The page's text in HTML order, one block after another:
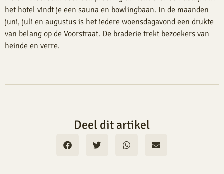
het hotel vindt je een sauna en bowlingbaan. In de maanden
juni, juli en augustus is het iedere woensdagavond een drukte
van belang op de Voorstraat. De braderie trekt bezoekers van
heinde en verre.
Deel dit artikel